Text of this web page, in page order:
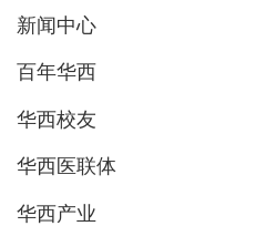
新闻中心
百年华西
华西校友
华西医联体
华西产业